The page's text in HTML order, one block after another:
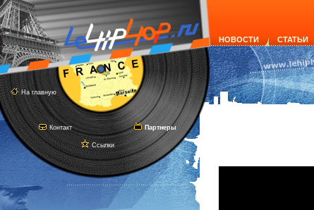
На главную
Контакт
Ссылки
Партнеры
НОВОСТИ СТАТЬИ